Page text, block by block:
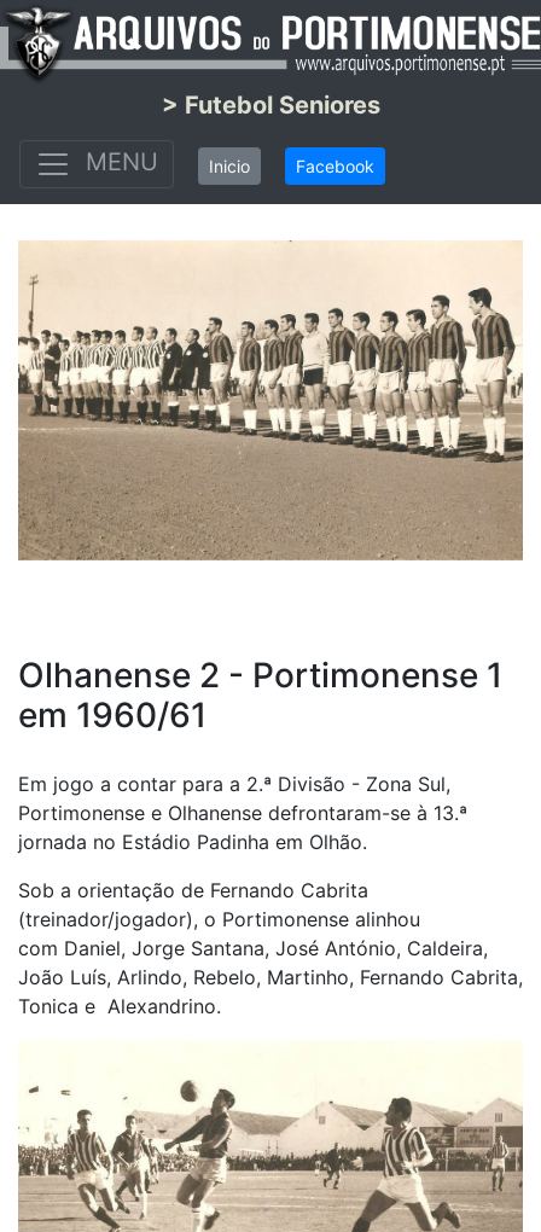
> Futebol Seniores
MENU
Inicio Facebook
Olhanense 2 - Portimonense 1
em 1960/61
Em jogo a contar para a 2.ª Divisão - Zona Sul,
Portimonense e Olhanense defrontaram-se à 13.ª
jornada no Estádio Padinha em Olhão.
Sob a orientação de Fernando Cabrita
(treinador/jogador), o Portimonense alinhou
com Daniel, Jorge Santana, José António, Caldeira,
João Luís, Arlindo, Rebelo, Martinho, Fernando Cabrita,
Tonica e Alexandrino.